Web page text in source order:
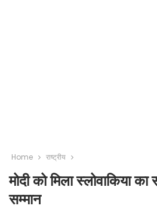
Home राष्ट्रीय
मोदी को मिला स्लोवाकिया का
सम्मान